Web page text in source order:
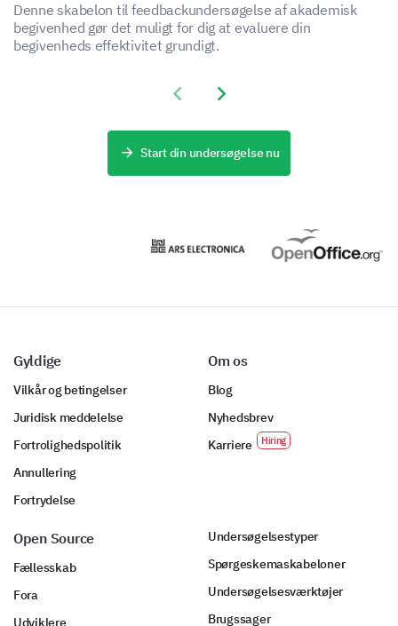
Denne skabelon til feedbackundersøgelse af akademisk
begivenhed gør det muligt for dig at evaluere din
begivenheds effektivitet grundigt.
Previous slide
Next slide
Start din undersøgelse nu
Gyldige
Vilkår og betingelser
Juridisk meddelelse
Fortrolighedspolitik
Annullering
Fortrydelse
Om os
Blog
Nyhedsbrev
Karriere
Open Source
Fællesskab
Fora
Undersøgelsestyper
Spørgeskemaskabeloner
Undersøgelsesværktøjer
Brugssager